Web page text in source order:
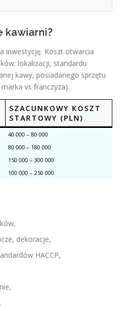
kawiarni?
inwestycję. Koszt otwarcia
lokalizacji, standardu
kawy, posiadanego sprzętu
vs franczyza).
SZACUNKOWY KOSZT
STARTOWY (PLN)
40 000 – 80 000
80 000 – 180 000
150 000 – 300 000
100 000 – 250 000
dekoracje,
HACCP,